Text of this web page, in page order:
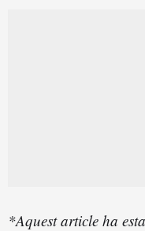
*Aquest article ha